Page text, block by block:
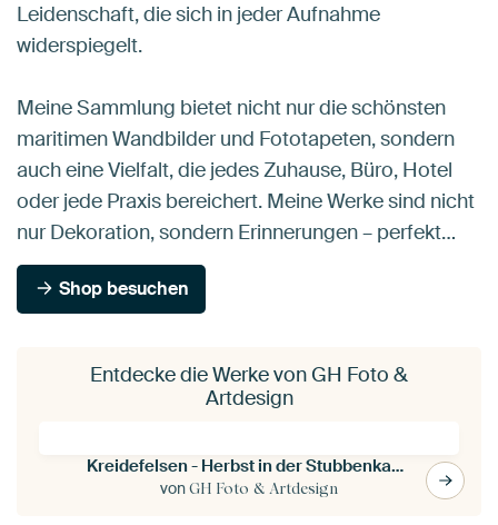
Leidenschaft, die sich in jeder Aufnahme
widerspiegelt.
Meine Sammlung bietet nicht nur die schönsten
maritimen Wandbilder und Fototapeten, sondern
auch eine Vielfalt, die jedes Zuhause, Büro, Hotel
oder jede Praxis bereichert. Meine Werke sind nicht
nur Dekoration, sondern Erinnerungen – perfekt…
Shop besuchen
Entdecke die Werke von GH Foto &
Artdesign
Kreidefelsen - Herbst in der Stubbenkammer
vonGH Foto & Artdesign